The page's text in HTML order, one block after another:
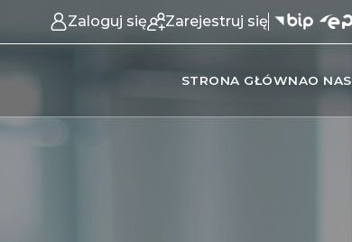
Zaloguj się Zarejestruj się
STRONA GŁÓWNAO NAS